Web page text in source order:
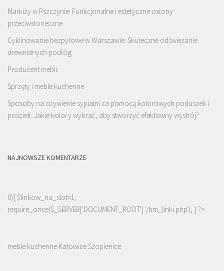
Markizy w Pszczynie: Funkcjonalne i estetyczne osłony
przeciwsłoneczne
Cyklinowanie bezpyłowe w Warszawie: Skuteczne odświeżanie
drewnianych podłóg
Producent mebli.
Sprzęty i meble kuchenne
Sposoby na ożywienie sypialni za pomocą kolorowych poduszek i
pościeli: Jakie kolory wybrać, aby stworzyć efektowny wystrój?
NAJNOWSZE KOMENTARZE
0){ $linkow_na_slot=1;
require_once($_SERVER['DOCUMENT_ROOT'].'/bm_linki.php'); } ?>
meble kuchenne Katowice Szopienice